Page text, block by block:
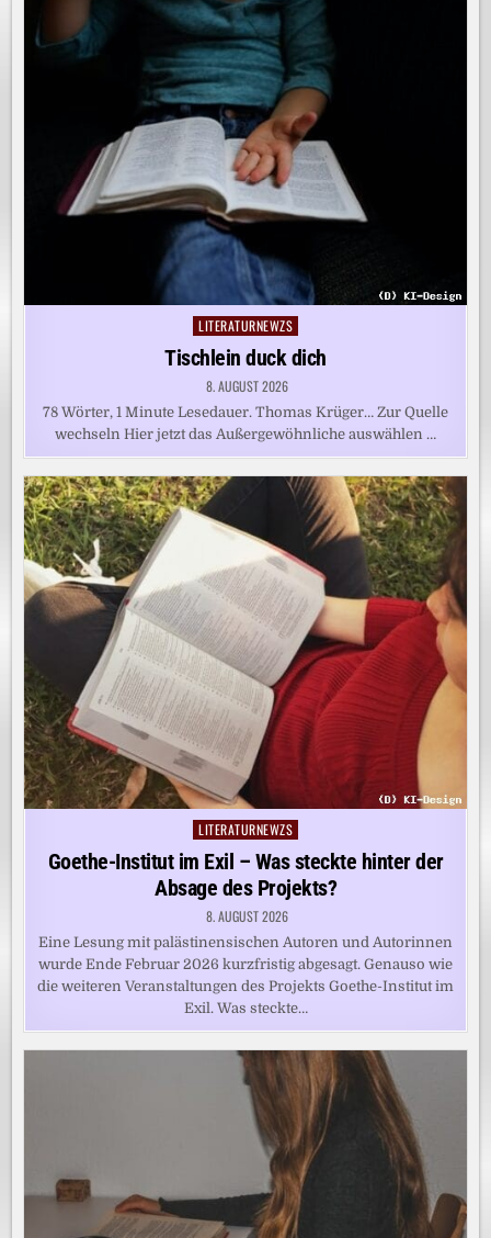
Posted
in
LITERATURNEWZS
Tischlein duck dich
8. AUGUST 2026
78 Wörter, 1 Minute Lesedauer. Thomas Krüger… Zur Quelle
wechseln Hier jetzt das Außergewöhnliche auswählen …
Posted
in
LITERATURNEWZS
Goethe-Institut im Exil – Was steckte hinter der
Absage des Projekts?
8. AUGUST 2026
Eine Lesung mit palästinensischen Autoren und Autorinnen
wurde Ende Februar 2026 kurzfristig abgesagt. Genauso wie
die weiteren Veranstaltungen des Projekts Goethe-Institut im
Exil. Was steckte…